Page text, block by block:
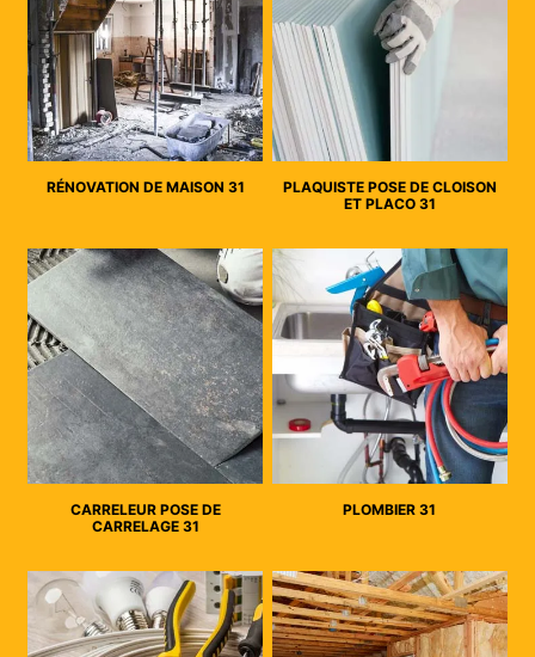
RÉNOVATION DE MAISON 31
PLAQUISTE POSE DE CLOISON
ET PLACO 31
CARRELEUR POSE DE
CARRELAGE 31
PLOMBIER 31